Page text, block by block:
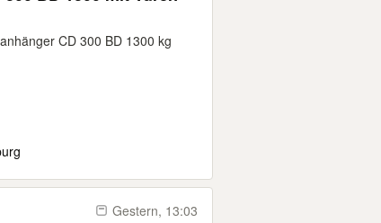
CD 300 BD 1300 kg
Gestern, 13:03